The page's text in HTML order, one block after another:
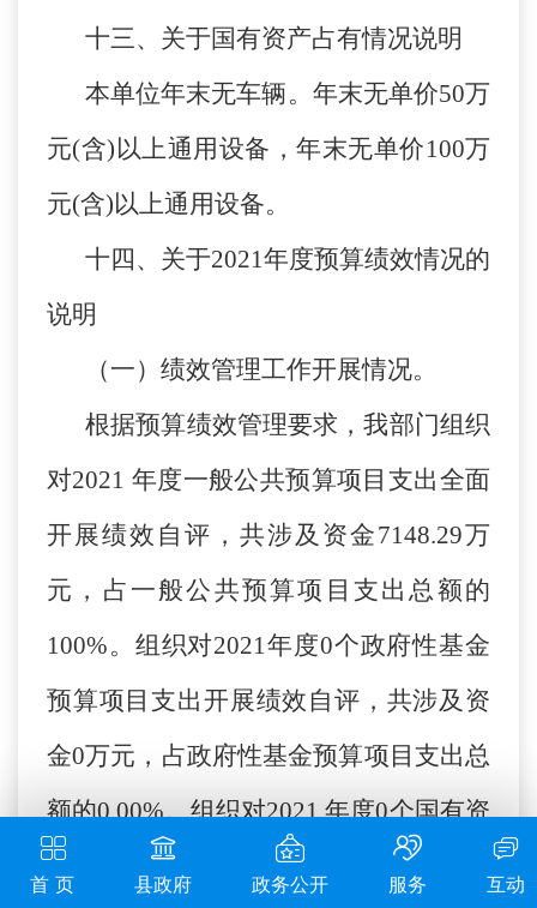
首 页 县政府 政务公开 服务 互动
十三、关于国有资产占有情况说明
本单位年末无车辆。年末无单价50万
元(含)以上通用设备，年末无单价100万
元(含)以上通用设备。
十四、关于2021年度预算绩效情况的
说明
（一）绩效管理工作开展情况。
根据预算绩效管理要求，我部门组织
对2021 年度一般公共预算项目支出全面
开展绩效自评，共涉及资金7148.29万
元，占一般公共预算项目支出总额的
100%。组织对2021年度0个政府性基金
预算项目支出开展绩效自评，共涉及资
金0万元，占政府性基金预算项目支出总
额的0.00%。组织对2021 年度0个国有资
本经营预算项目支出开展绩效自评，共